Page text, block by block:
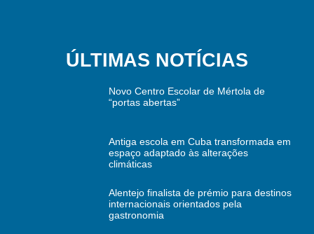
ÚLTIMAS NOTÍCIAS
Novo Centro Escolar de Mértola de
“portas abertas”
Antiga escola em Cuba transformada em
espaço adaptado às alterações
climáticas
Alentejo finalista de prémio para destinos
internacionais orientados pela
gastronomia